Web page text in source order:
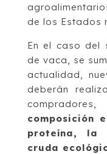
de los Estados
En el caso del
de vaca, se
actualidad,
deberán
composición
proteína, la
cruda